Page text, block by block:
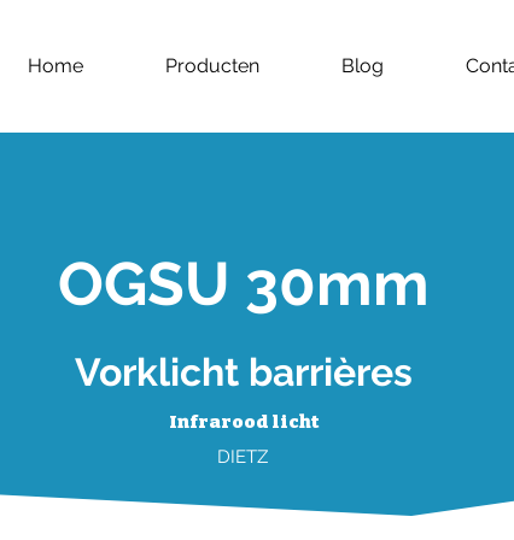
Home Producten Blog
Vorklicht barrières
Infrarood licht
DIETZ
OGSU 30mm